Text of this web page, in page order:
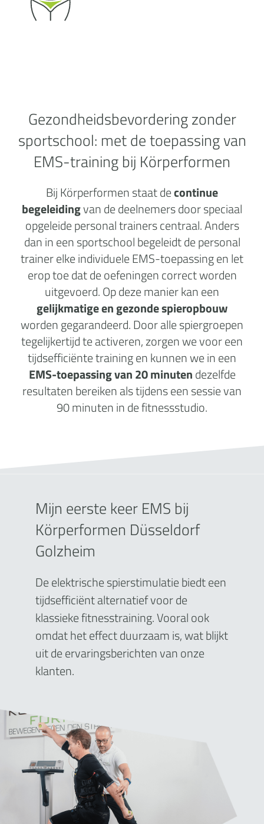
Gezondheidsbevordering zonder
sportschool: met de toepassing van
EMS-training bij Körperformen
Bij Körperformen staat decontinue
begeleidingvan de deelnemers door speciaal
opgeleide personal trainers centraal. Anders
dan in een sportschool begeleidt de personal
trainer elke individuele EMS-toepassing en let
erop toe dat de oefeningen correct worden
uitgevoerd. Op deze manier kan een
gelijkmatige en gezonde spieropbouw
worden gegarandeerd. Door alle spiergroepen
tegelijkertijd te activeren, zorgen we voor een
tijdsefficiënte training en kunnen we in een
EMS-toepassing van 20 minutendezelfde
resultaten bereiken als tijdens een sessie van
90 minuten in de fitnessstudio.
Mijn eerste keer EMS bij
Körperformen Düsseldorf
Golzheim
De elektrische spierstimulatie biedt een
tijdsefficiënt alternatief voor de
klassieke fitnesstraining. Vooral ook
omdat het effect duurzaam is, wat blijkt
uit de ervaringsberichten van onze
klanten.